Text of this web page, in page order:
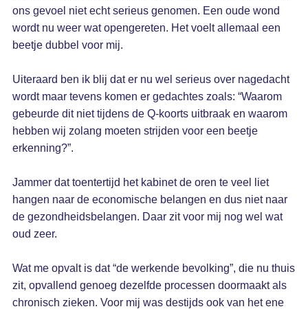
ons gevoel niet echt serieus genomen. Een oude wond
wordt nu weer wat opengereten. Het voelt allemaal een
beetje dubbel voor mij.
Uiteraard ben ik blij dat er nu wel serieus over nagedacht
wordt maar tevens komen er gedachtes zoals: “Waarom
gebeurde dit niet tijdens de Q-koorts uitbraak en waarom
hebben wij zolang moeten strijden voor een beetje
erkenning?”.
Jammer dat toentertijd het kabinet de oren te veel liet
hangen naar de economische belangen en dus niet naar
de gezondheidsbelangen. Daar zit voor mij nog wel wat
oud zeer.
Wat me opvalt is dat “de werkende bevolking”, die nu thuis
zit, opvallend genoeg dezelfde processen doormaakt als
chronisch zieken. Voor mij was destijds ook van het ene